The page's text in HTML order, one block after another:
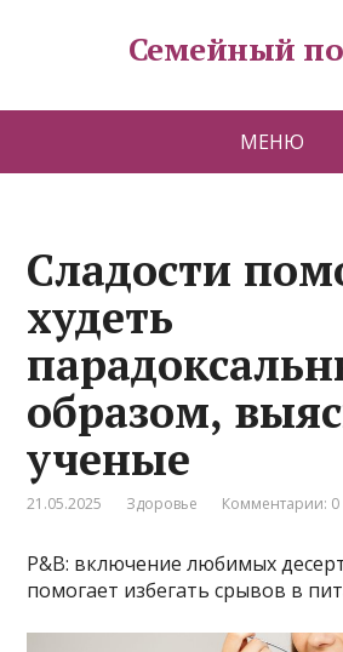
Семейный
МЕНЮ
Сладости
худеть
образом,
ученые
21.05.2025 Здоровье Комментарии: 0
P&B: включение любимых
помогает избегать срывов в